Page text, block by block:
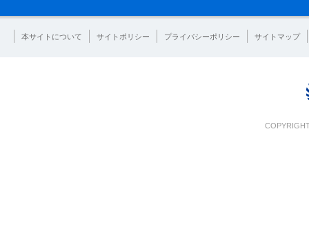
本サイトについて サイトポリシー プライバシーポリシー サイトマップ